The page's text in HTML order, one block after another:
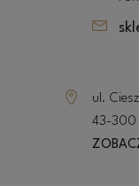
ul.
43-300